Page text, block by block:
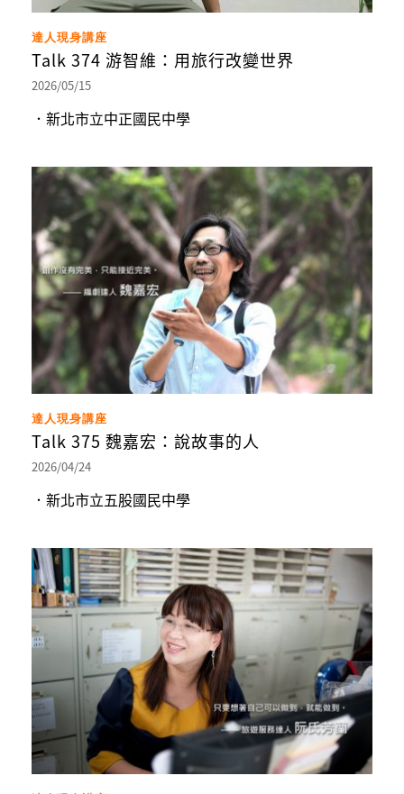
達人現身講座
Talk 374 游智維：用旅行改變世界
2026/05/15
．新北市立中正國民中學
達人現身講座
Talk 375 魏嘉宏：說故事的人
2026/04/24
．新北市立五股國民中學